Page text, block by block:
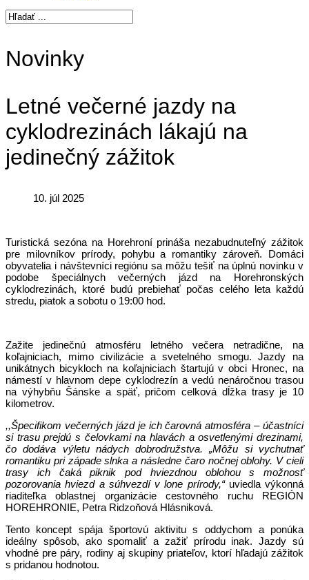
Novinky
Letné večerné jazdy na
cyklodrezinách lákajú na
jedinečný zážitok
10. júl 2025
Turistická sezóna na Horehroní prináša nezabudnuteľný zážitok
pre milovníkov prírody, pohybu a romantiky zároveň. Domáci
obyvatelia i návštevníci regiónu sa môžu tešiť na úplnú novinku v
podobe špeciálnych večerných jázd na Horehronských
cyklodrezinách, ktoré budú prebiehať počas celého leta každú
stredu, piatok a sobotu o 19:00 hod.
Zažite jedinečnú atmosféru letného večera netradične, na
koľajniciach, mimo civilizácie a svetelného smogu. Jazdy na
unikátnych bicykloch na koľajniciach štartujú v obci Hronec, na
námestí v hlavnom depe cyklodrezín a vedú nenáročnou trasou
na výhybňu Šánske a späť, pričom celková dĺžka trasy je 10
kilometrov.
,,Špecifikom večerných jázd je ich čarovná atmosféra – účastníci
si trasu prejdú s čelovkami na hlavách a osvetlenými drezinami,
čo dodáva výletu nádych dobrodružstva. „Môžu si vychutnať
romantiku pri západe slnka a následne čaro nočnej oblohy. V cieli
trasy ich čaká piknik pod hviezdnou oblohou s možnosť
pozorovania hviezd a súhvezdí v lone prírody,“ uviedla výkonná
riaditeľka oblastnej organizácie cestovného ruchu REGIÓN
HOREHRONIE, Petra Ridzoňová Hlásniková.
Tento koncept spája športovú aktivitu s oddychom a ponúka
ideálny spôsob, ako spomaliť a zažiť prírodu inak. Jazdy sú
vhodné pre páry, rodiny aj skupiny priateľov, ktorí hľadajú zážitok
s pridanou hodnotou.